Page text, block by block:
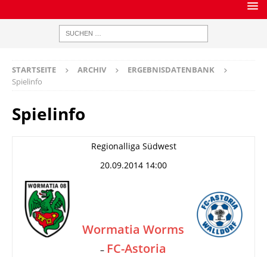
STARTSEITE ARCHIV
ERGEBNISDATENBANK
Spielinfo
Spielinfo
Regionalliga Südwest
20.09.2014 14:00
Wormatia Worms
– FC-Astoria